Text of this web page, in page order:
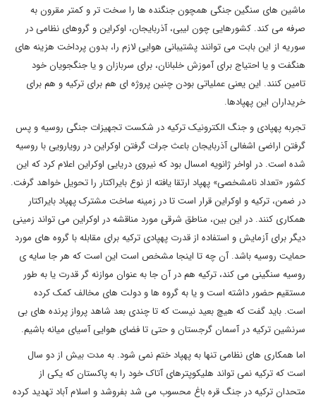
ماشین های سنگین جنگی همچون جنگنده ها را سخت تر و کمتر مقرون به
صرفه می کند. کشورهایی چون لیبی، آذربایجان، اوکراین و گروهای نظامی در
سوریه از این بابت می توانند پشتیبانی هوایی لازم را، بدون پرداخت هزینه های
هنگفت و یا احتیاج برای آموزش خلبانان، برای سربازان و یا جنگجویان خود
تامین کنند. این یعنی عملیاتی بودن چنین پروژه ای هم برای ترکیه و هم برای
خریداران این پهپادها.
تجربه پهپادی و جنگ الکترونیک ترکیه در شکست تجهیزات جنگی روسیه و پس
گرفتن اراضی اشغالی آذربایجان باعث جرات گرفتن اوکراین در رویارویی با روسیه
شده است. در اواخر ژانویه امسال بود که نیروی دریایی اوکراین اعلام کرد که این
کشور «تعداد نامشخصی» پهپاد ارتقا یافته از نوع بایراکتار را تحویل خواهد گرفت.
در ضمن، ترکیه و اوکراین قرار است تا در زمینه ساخت مشترک پهپاد بایراکتار
همکاری کنند. در این بین، مناطق شرقی مورد مناقشه در اوکراین می تواند زمینی
دیگر برای آزمایش و استفاده از قدرت پهپادی ترکیه برای مقابله با گروه های مورد
حمایت روسیه باشد. آن چه تا اینجا مشخص است این است که هر جا سایه ی
روسیه سنگینی می کند، ترکیه هم در آن جا به عنوان موازنه گر قدرت یا به طور
مستقیم حضور داشته است و یا به گروه ها و دولت های مخالف کمک کرده
است. باید گفت که هیچ بعید نیست که تا چندی بعد شاهد پرواز پرنده های بی
سرنشین ترکیه در آسمان گرجستان و حتی تا فضای هوایی آسیای میانه باشیم.
اما همکاری های نظامی تنها به پهپاد ختم نمی شود. به مدت بیش از دو سال
است که ترکیه نمی تواند هلیکوپترهای آتاک خود را به پاکستان که یکی از
متحدان ترکیه در جنگ قره باغ محسوب می شد بفروشد و اسلام آباد تهدید کرده